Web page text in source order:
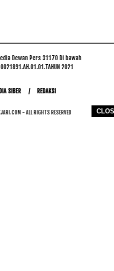
Dewan Pers 31170 Di bawah
-0021891.AH.01.01.TAHUN 2021
SIBER REDAKSI
- ALL RIGHTS RESERVED